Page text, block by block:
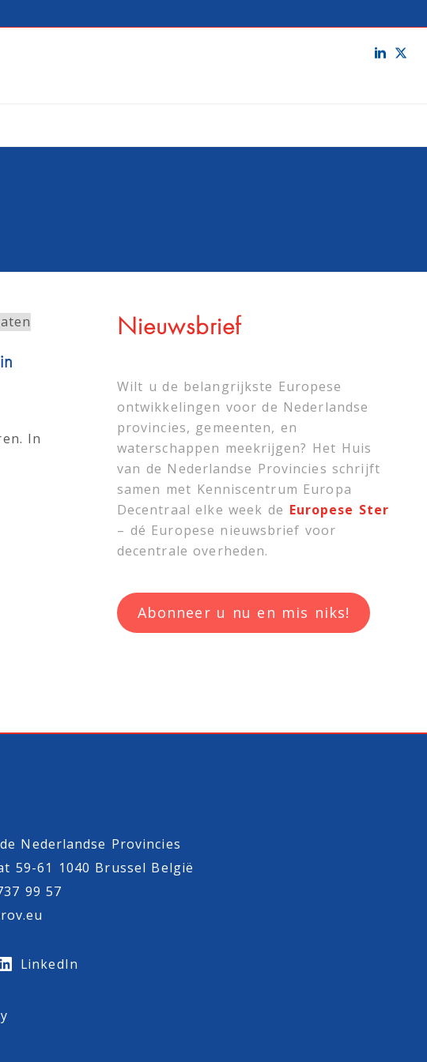
In
Nieuwsbrief
Wilt u de belangrijkste Europese
ontwikkelingen voor de Nederlandse
provincies, gemeenten, en
waterschappen meekrijgen? Het Huis
van de Nederlandse Provincies schrijft
samen met Kenniscentrum Europa
Decentraal elke week de Europese Ster
– dé Europese nieuwsbrief voor
decentrale overheden.
Abonneer u nu en mis niks!
Nederlandse Provincies
59-61 1040 Brussel België
99 57
LinkedIn